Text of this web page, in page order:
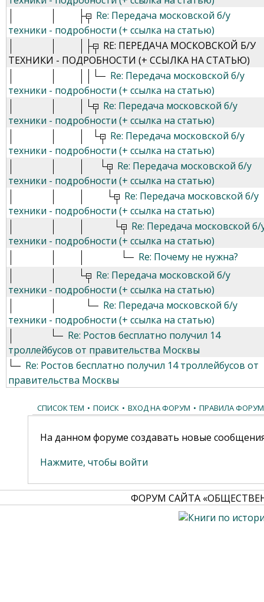
Re: Передача московской б/у
техники - подробности (+ ссылка на статью)
RE: ПЕРЕДАЧА МОСКОВСКОЙ Б/У
ТЕХНИКИ - ПОДРОБНОСТИ (+ ССЫЛКА НА СТАТЬЮ)
Re: Передача московской б/у
техники - подробности (+ ссылка на статью)
Re: Передача московской б/у
техники - подробности (+ ссылка на статью)
Re: Передача московской б/у
техники - подробности (+ ссылка на статью)
Re: Передача московской б/у
техники - подробности (+ ссылка на статью)
Re: Передача московской б/у
техники - подробности (+ ссылка на статью)
Re: Передача московской б/
техники - подробности (+ ссылка на статью)
Re: Почему не нужна?
Re: Передача московской б/у
техники - подробности (+ ссылка на статью)
Re: Передача московской б/у
техники - подробности (+ ссылка на статью)
Re: Ростов бесплатно получил 14
троллейбусов от правительства Москвы
Re: Ростов бесплатно получил 14 троллейбусов от
правительства Москвы
СПИСОК ТЕМ • ПОИСК • ВХОД НА ФОРУМ • ПРАВИЛА
На данном форуме создавать новые
Нажмите, чтобы войти
ФОРУМ САЙТА